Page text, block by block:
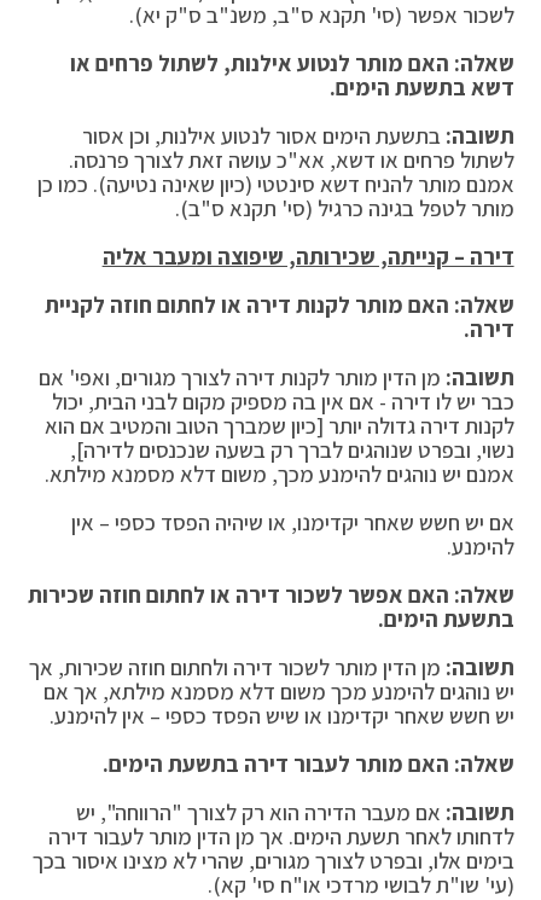
לשכור אפשר (סי' תקנא ס"ב, משנ"ב ס"ק יא).
שאלה: האם מותר לנטוע אילנות, לשתול פרחים או
דשא בתשעת הימים.
תשובה: בתשעת הימים אסור לנטוע אילנות, וכן אסור
לשתול פרחים או דשא, אא"כ עושה זאת לצורך פרנסה.
אמנם מותר להניח דשא סינטטי (כיון שאינה נטיעה). כמו כן
מותר לטפל בגינה כרגיל (סי' תקנא ס"ב).
דירה – קנייתה, שכירותה, שיפוצה ומעבר אליה
שאלה: האם מותר לקנות דירה או לחתום חוזה לקניית
דירה.
תשובה: מן הדין מותר לקנות דירה לצורך מגורים, ואפי' אם
כבר יש לו דירה - אם אין בה מספיק מקום לבני הבית, יכול
לקנות דירה גדולה יותר [כיון שמברך הטוב והמטיב אם הוא
נשוי, ובפרט שנוהגים לברך רק בשעה שנכנסים לדירה],
אמנם יש נוהגים להימנע מכך, משום דלא מסמנא מילתא.
אם יש חשש שאחר יקדימנו, או שיהיה הפסד כספי – אין
להימנע.
שאלה: האם אפשר לשכור דירה או לחתום חוזה שכירות
בתשעת הימים.
תשובה: מן הדין מותר לשכור דירה ולחתום חוזה שכירות, אך
יש נוהגים להימנע מכך משום דלא מסמנא מילתא, אך אם
יש חשש שאחר יקדימנו או שיש הפסד כספי – אין להימנע.
שאלה: האם מותר לעבור דירה בתשעת הימים.
תשובה: אם מעבר הדירה הוא רק לצורך "הרווחה", יש
לדחותו לאחר תשעת הימים. אך מן הדין מותר לעבור דירה
בימים אלו, ובפרט לצורך מגורים, שהרי לא מצינו איסור בכך
(עי' שו"ת לבושי מרדכי או"ח סי' קא).